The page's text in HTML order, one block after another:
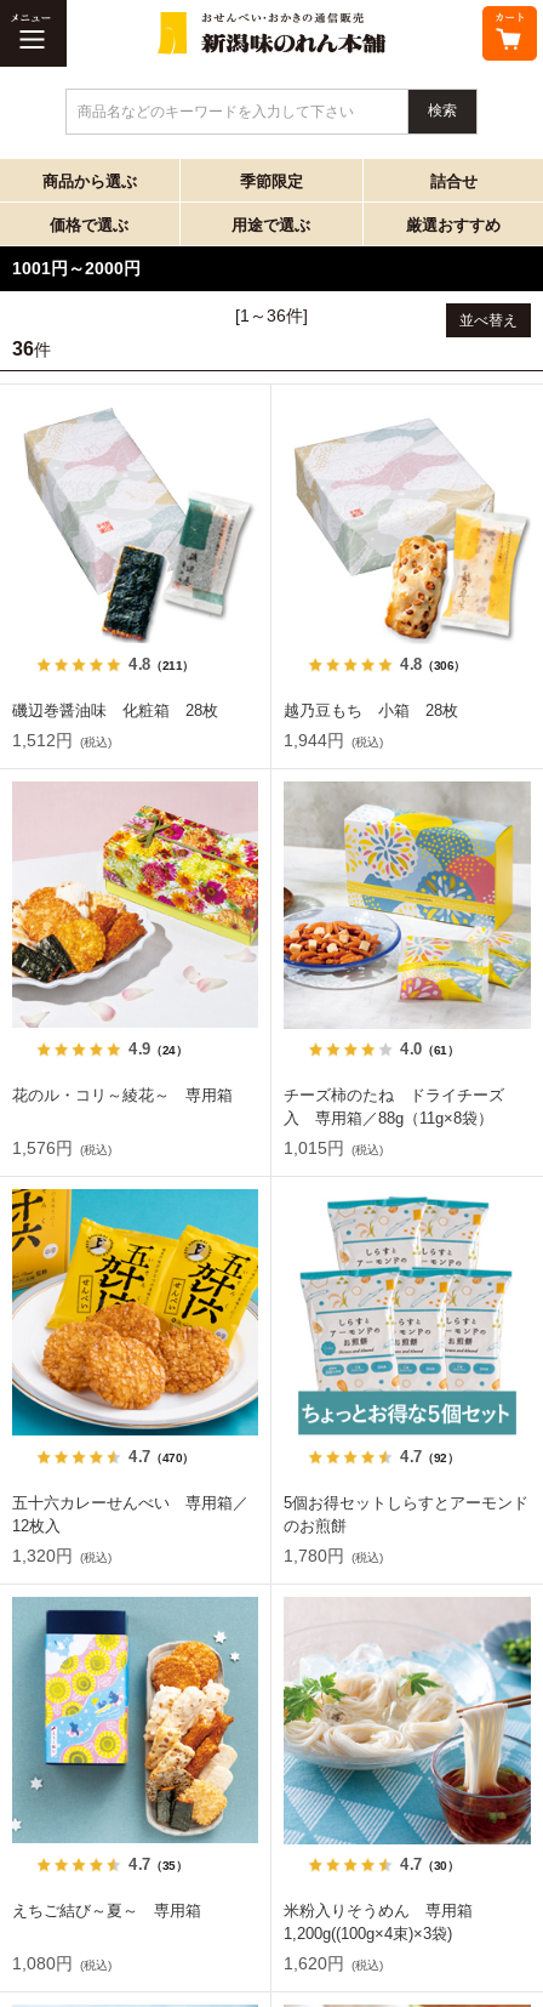
商品名などのキーワードを入力して下さい
商品から選ぶ 季節限定 詰合せ
価格で選ぶ 用途で選ぶ 厳選おすすめ
1001円～2000円
並べ替え
[1～36件]
36件
4.8（211）
磯辺巻醤油味 化粧箱 28枚
1,512円 (税込)
4.8 （306）
越乃豆もち 小箱 28枚
1,944円 (税込)
4.9（24）
花のル・コリ～綾花～ 専用箱
1,576円 (税込)
4.0 （61）
チーズ柿のたね ドライチーズ
入 専用箱／88g（11g×8袋）
1,015円 (税込)
4.7 （470）
五十六カレーせんべい 専用箱／
12枚入
1,320円 (税込)
4.7 （92）
5個お得セットしらすとアーモンド
のお煎餅
1,780円 (税込)
4.7 （35）
えちご結び～夏～ 専用箱
1,080円 (税込)
4.7 （30）
米粉入りそうめん 専用箱
1,200g((100g×4束)×3袋)
1,620円 (税込)